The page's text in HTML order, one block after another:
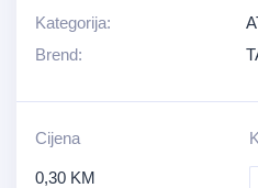
Kategorija:
Brend:
Cijena
0,30 KM